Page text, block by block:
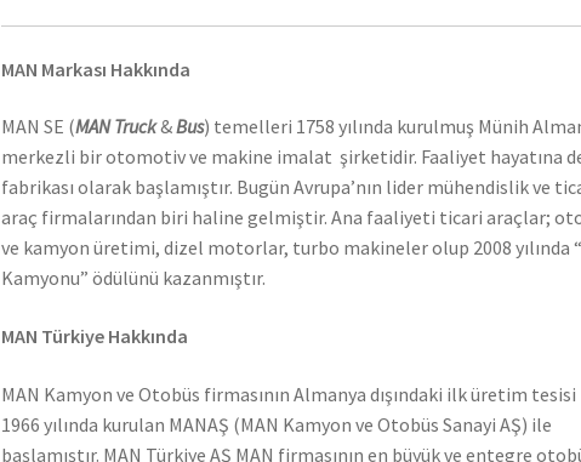
MAN Markası Hakkında
MAN SE (MAN Truck&Bus) temelleri 1758 yılında kurulmuş Münih
merkezli bir otomotiv ve makine imalat şirketidir. Faaliyet hayatına
fabrikası olarak başlamıştır. Bugün Avrupa’nın lider mühendislik ve
araç firmalarından biri haline gelmiştir. Ana faaliyeti ticari araçlar;
ve kamyon üretimi, dizel motorlar, turbo makineler olup 2008 yılında
Kamyonu” ödülünü kazanmıştır.
MAN Türkiye Hakkında
MAN Kamyon ve Otobüs firmasının Almanya dışındaki ilk üretim tesisi
1966 yılında kurulan MANAŞ (MAN Kamyon ve Otobüs Sanayi AŞ) ile
başlamıştır. MAN Türkiye AŞ MAN firmasının en büyük ve entegre